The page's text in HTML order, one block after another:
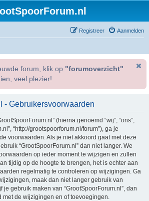
Aanmelden
Registreer
forum, klik op "forumoverzicht"
veel plezier!
- Gebruikersvoorwaarden
(hierna genoemd “wij”, “ons”,
“http://grootspoorforum.nl/forum”), ga je
voorwaarden. Als je niet akkoord gaat met deze
“GrootSpoorForum.nl” dan niet langer. We
op ieder moment te wijzigen en zullen
tijdig op de hoogte te brengen, het is echter aan
regelmatig te controleren op wijzigingen. Ga
maak dan niet langer gebruik van
je gebruik maken van “GrootSpoorForum.nl”, dan
met de wijzigingen en of toevoegingen.